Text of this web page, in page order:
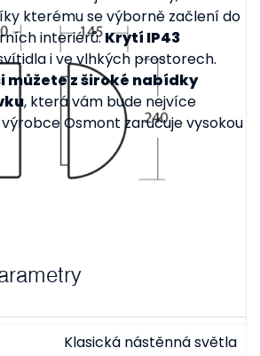
kterému se výborně začlení do
interiérů.Krytí IP43
i ve vlhkých prostorech.
můžete z široké nabídky
, která vám bude nejvíce
Osmont zaručuje vysokou
Klasická nástěnná světla